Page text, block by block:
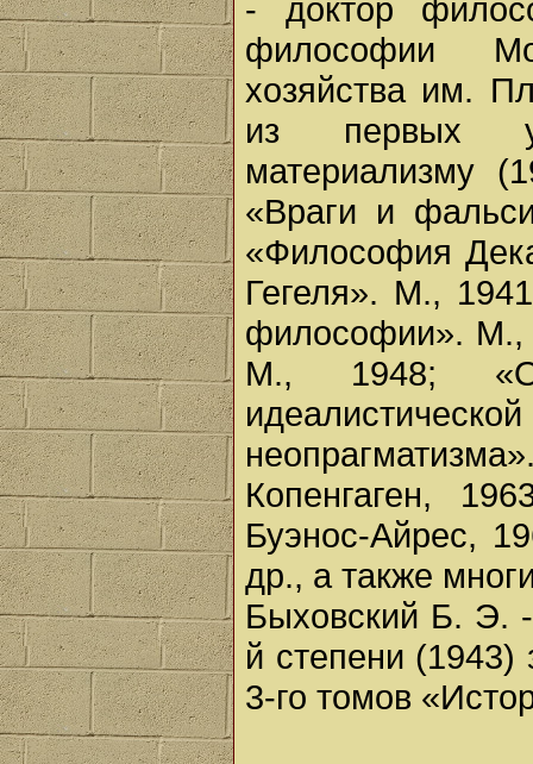
- доктор
философии
хозяйства им.
из первых
материализму
«Враги и
«Философия
Гегеля». М.,
философии». М.,
М., 1948;
Копенгаген,
Буэнос-Айрес,
др., а также
Быховский Б. Э.
й степени (1943)
3-го томов